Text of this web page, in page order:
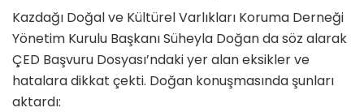
Kazdağı Doğal ve Kültürel Varlıkları Koruma Derneği
Yönetim Kurulu Başkanı Süheyla Doğan da söz alarak
ÇED Başvuru Dosyası’ndaki yer alan eksikler ve
hatalara dikkat çekti. Doğan konuşmasında şunları
aktardı: